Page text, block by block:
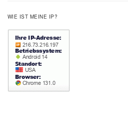
WIE IST MEINE IP?